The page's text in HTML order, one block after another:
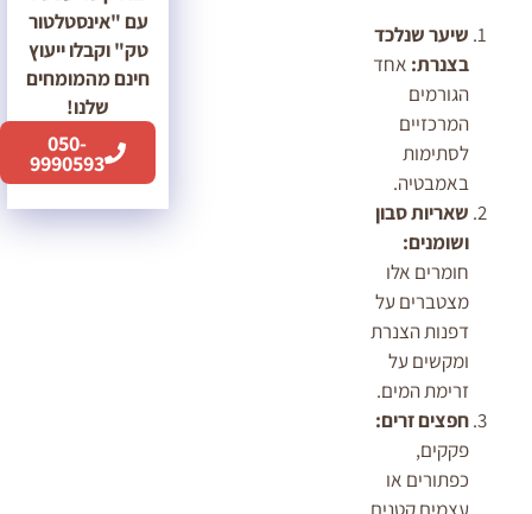
שיער שנלכד
בצנרת: אחד
הגורמים
המרכזיים
לסתימות
באמבטיה.
שאריות סבון
ושומנים:
חומרים אלו
מצטברים על
דפנות הצנרת
ומקשים על
זרימת המים.
חפצים זרים:
פקקים,
כפתורים או
עם "אינסטלטור
טק" וקבלו ייעוץ
חינם מהמומחים
שלנו!
050-
9990593